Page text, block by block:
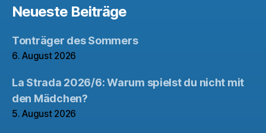
Neueste Beiträge
Tonträger des Sommers
6. August 2026
La Strada 2026/6: Warum spielst du nicht mit
den Mädchen?
5. August 2026